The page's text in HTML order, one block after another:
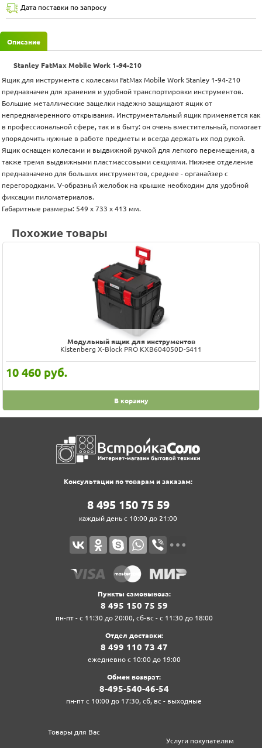
Дата поставки по запросу
Описание
Stanley FatMax Mobile Work 1-94-210
Ящик для инструмента с колесами FatMax Mobile Work Stanley 1-94-210
предназначен для хранения и удобной транспортировки инструментов.
Большие металлические защелки надежно защищают ящик от
непреднамеренного открывания. Инструментальный ящик применяется как
в профессиональной сфере, так и в быту: он очень вместительный, помогает
упорядочить нужные в работе предметы и всегда держать их под рукой.
Ящик оснащен колесами и выдвижной ручкой для легкого перемещения, а
также тремя выдвижными пластмассовыми секциями. Нижнее отделение
предназначено для больших инструментов, среднее - органайзер с
перегородками. V-образный желобок на крышке необходим для удобной
фиксации пиломатериалов.
Габаритные размеры: 549 x 733 x 413 мм.
Похожие товары
Модульный ящик для инструментов
Kistenberg X-Block PRO KXB604050D-S411
10 460 руб.
В корзину
Консультации по товарам и заказам:
8‍ 4‍9‍5‍ 1‍5‍0‍ 7‍5‍ 5‍9‍
каждый день с 10:00 до 21:00
Пункты самовывоза:
8‍ 4‍9‍5‍ 1‍5‍0‍ 7‍5‍ 5‍9‍
пн-пт - с 11:30 до 20:00, сб-вс - с 11:30 до 18:00
Отдел доставки:
8‍ 4‍9‍9‍ 1‍1‍0‍ 7‍3‍ 4‍7‍
ежедневно с 10:00 до 19:00
Обмен возврат:
8‍-4‍9‍5‍-5‍4‍0‍-4‍6‍-5‍4‍
пн-пт с 10:00 до 17:30, сб, вс - выходные
Товары для Вас
Услуги покупателям